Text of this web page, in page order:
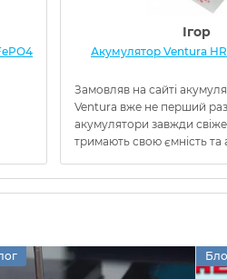
Ігор
Акумулятор Ventura
Замовляв на сайті
Ventura вже не перший
акумулятори завжди
тримають свою ємність та